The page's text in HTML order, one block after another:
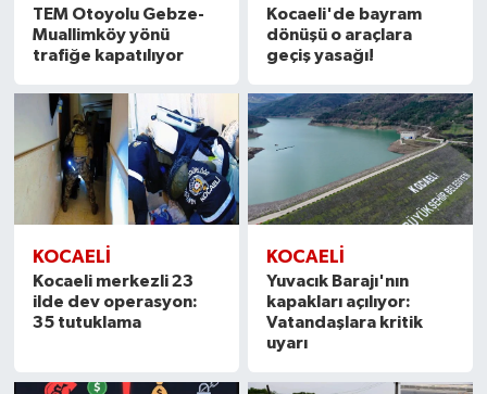
TEM Otoyolu Gebze-
Muallimköy yönü
trafiğe kapatılıyor
Kocaeli'de bayram
dönüşü o araçlara
geçiş yasağı!
KOCAELİ
Kocaeli merkezli 23
ilde dev operasyon:
35 tutuklama
KOCAELİ
Yuvacık Barajı'nın
kapakları açılıyor:
Vatandaşlara kritik
uyarı